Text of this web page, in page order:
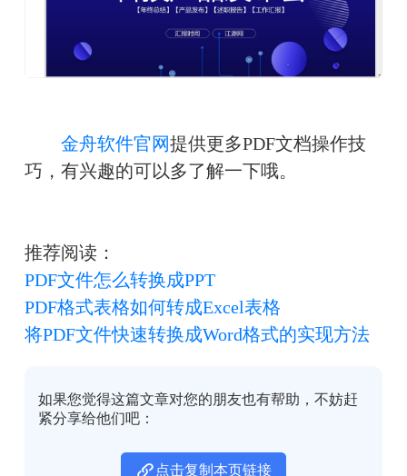
金舟软件官网提供更多PDF文档操作技
巧，有兴趣的可以多了解一下哦。
推荐阅读：
PDF文件怎么转换成PPT
PDF格式表格如何转成Excel表格
将PDF文件快速转换成Word格式的实现方法
如果您觉得这篇文章对您的朋友也有帮助，不妨赶
紧分享给他们吧：
点击复制本页链接